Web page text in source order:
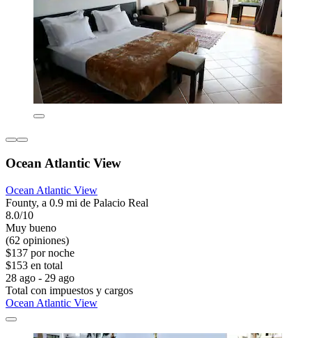
Ocean Atlantic View
Ocean Atlantic View
Founty, a 0.9 mi de Palacio Real
8.0/10
Muy bueno
(62 opiniones)
$137 por noche
$153 en total
28 ago - 29 ago
Total con impuestos y cargos
Ocean Atlantic View